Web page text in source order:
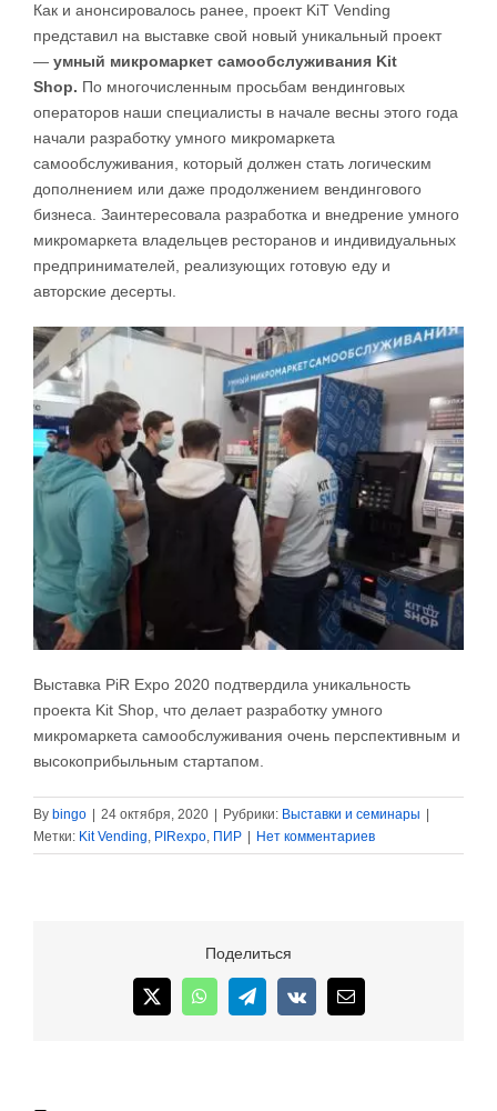
Как и анонсировалось ранее, проект KiT Vending
представил на выставке свой новый уникальный проект
— умный микромаркет самообслуживания Kit
Shop. По многочисленным просьбам вендинговых
операторов наши специалисты в начале весны этого года
начали разработку умного микромаркета
самообслуживания, который должен стать логическим
дополнением или даже продолжением вендингового
бизнеса. Заинтересовала разработка и внедрение умного
микромаркета владельцев ресторанов и индивидуальных
предпринимателей, реализующих готовую еду и
авторские десерты.
Выставка PiR Expo 2020 подтвердила уникальность
проекта Kit Shop, что делает разработку умного
микромаркета самообслуживания очень перспективным и
высокоприбыльным стартапом.
By bingo 24 октября, 2020 Рубрики: Выставки и семинары
Метки: Kit Vending, PIRexpo, ПИР Нет комментариев
Поделиться
X WhatsAppTelegram
Vk Email